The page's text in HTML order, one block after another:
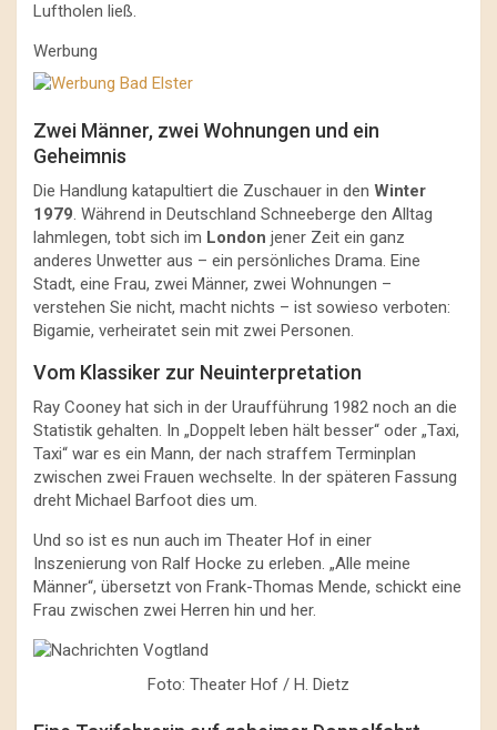
Luftholen ließ.
Werbung
Zwei Männer, zwei Wohnungen und ein
Geheimnis
Die Handlung katapultiert die Zuschauer in den Winter
1979. Während in Deutschland Schneeberge den Alltag
lahmlegen, tobt sich im London jener Zeit ein ganz
anderes Unwetter aus – ein persönliches Drama. Eine
Stadt, eine Frau, zwei Männer, zwei Wohnungen –
verstehen Sie nicht, macht nichts – ist sowieso verboten:
Bigamie, verheiratet sein mit zwei Personen.
Vom Klassiker zur Neuinterpretation
Ray Cooney hat sich in der Uraufführung 1982 noch an die
Statistik gehalten. In „Doppelt leben hält besser“ oder „Taxi,
Taxi“ war es ein Mann, der nach straffem Terminplan
zwischen zwei Frauen wechselte. In der späteren Fassung
dreht Michael Barfoot dies um.
Und so ist es nun auch im Theater Hof in einer
Inszenierung von Ralf Hocke zu erleben. „Alle meine
Männer“, übersetzt von Frank-Thomas Mende, schickt eine
Frau zwischen zwei Herren hin und her.
Foto: Theater Hof / H. Dietz